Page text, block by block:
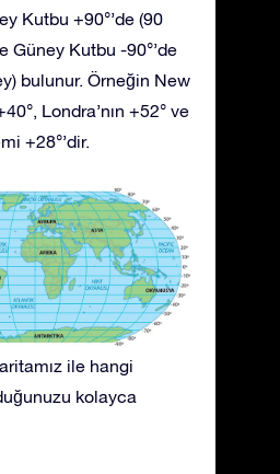
Kutbu +90°’de (90
Güney Kutbu -90°’de
bulunur. Örneğin New
Londra’nın +52° ve
+28°’dir.
ile hangi
kolayca